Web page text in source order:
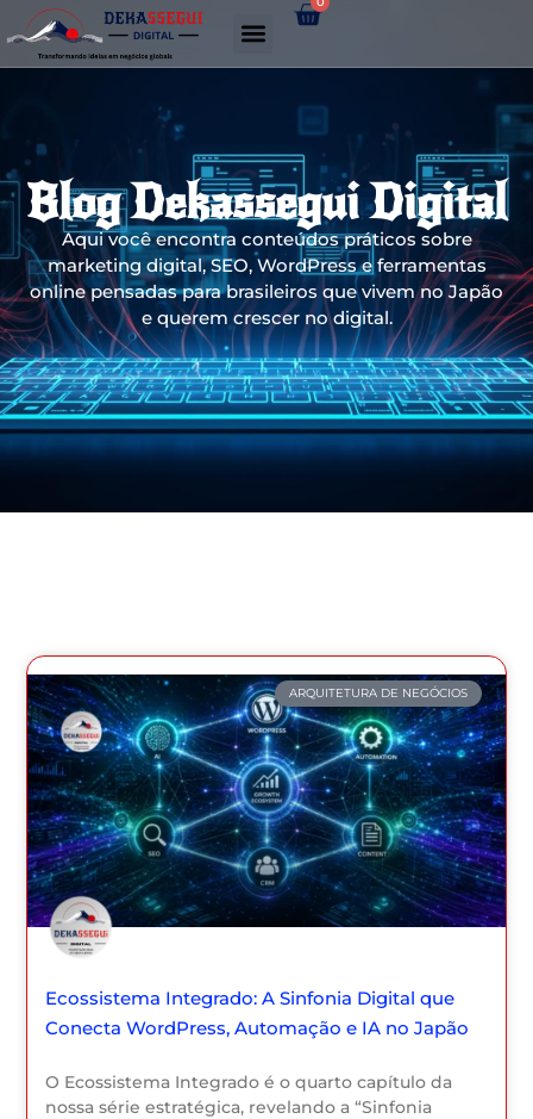
Blog Dekassegui Digital
Aqui você encontra conteúdos práticos sobre
marketing digital, SEO, WordPress e ferramentas
online pensadas para brasileiros que vivem no Japão
e querem crescer no digital.
ARQUITETURA DE NEGÓCIOS
Ecossistema Integrado: A Sinfonia Digital que
Conecta WordPress, Automação e IA no Japão
O Ecossistema Integrado é o quarto capítulo da
nossa série estratégica, revelando a “Sinfonia